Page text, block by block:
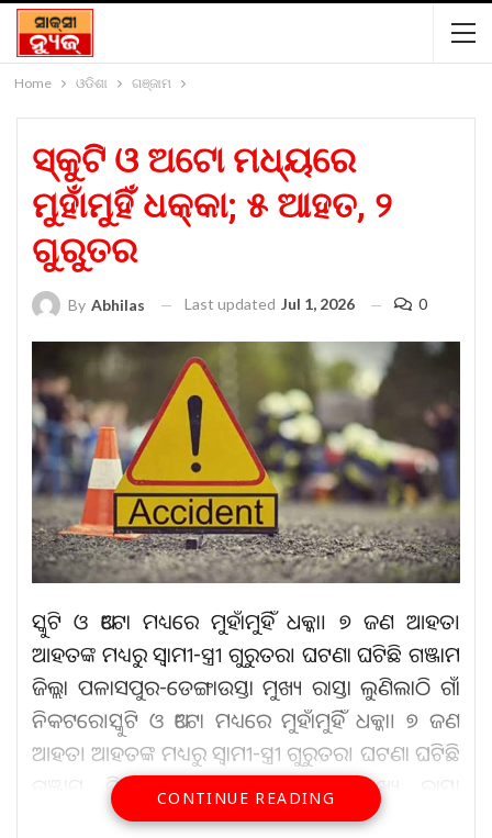
Home ଓଡିଶା ଗଞ୍ଜାମ
ସ୍କୁଟି ଓ ଅଟୋ ମଧ୍ୟରେ
ମୁହାଁମୁହିଁ ଧକ୍କା; ୫ ଆହତ, ୨
ଗୁରୁତର
By Abhilas Last updated Jul 1, 2026 0
ସ୍କୁଟି ଓ ଅଟୋ ମଧ୍ୟରେ ମୁହାଁମୁହିଁ ଧକ୍କା। ୭ ଜଣ ଆହତ।
ଆହତଙ୍କ ମଧ୍ୟରୁ ସ୍ୱାମୀ-ସ୍ତ୍ରୀ ଗୁରୁତର। ଘଟଣା ଘଟିଛି ଗଞ୍ଜାମ
ଜିଲ୍ଲା ପଳାସପୁର-ଡେଙ୍ଗାଉସ୍ତା ମୁଖ୍ୟ ରାସ୍ତା ଲୁଣିଲାଠି ଗାଁ
ନିକଟରେ।ସ୍କୁଟି ଓ ଅଟୋ ମଧ୍ୟରେ ମୁହାଁମୁହିଁ ଧକ୍କା। ୭ ଜଣ
ଆହତ। ଆହତଙ୍କ ମଧ୍ୟରୁ ସ୍ୱାମୀ-ସ୍ତ୍ରୀ ଗୁରୁତର। ଘଟଣା ଘଟିଛି
ଗଞ୍ଜାମ ଜିଲ୍ଲା ପଳାସପୁର-ଡେଙ୍ଗାଉସ୍ତା ମୁଖ୍ୟ ରାସ୍ତା
ଲୁଣିଲାଠି ଗାଁ ନିକଟରେ।
CONTINUE READING